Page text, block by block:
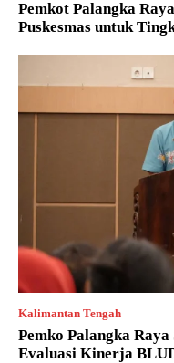
Pemkot Palangka
Puskesmas untuk
Kalimantan Tengah
Pemko Palangka
Evaluasi Kinerja